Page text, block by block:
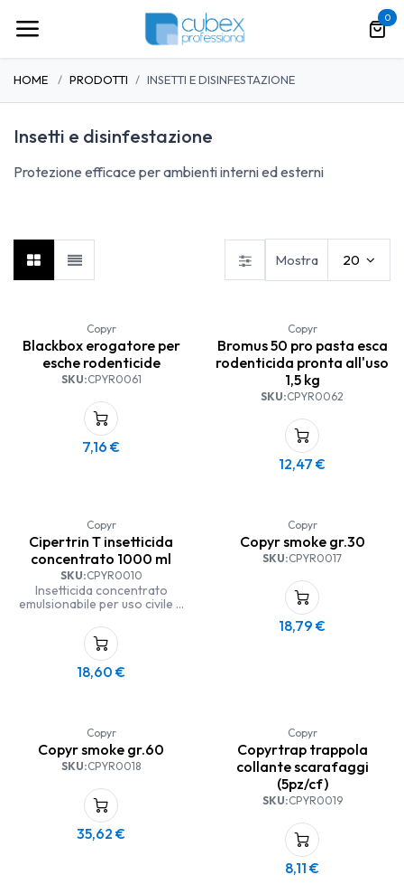
0
HOME PRODOTTI INSETTI E DISINFESTAZIONE
Insetti e disinfestazione
Protezione efficace per ambienti interni ed esterni
Mostra 20
Copyr
Blackbox erogatore per
esche rodenticide
SKU:CPYR0061
7,16 €
Copyr
Bromus 50 pro pasta esca
rodenticida pronta all'uso
1,5 kg
SKU:CPYR0062
12,47 €
Copyr
Cipertrin T insetticida
concentrato 1000 ml
SKU:CPYR0010
Insetticida concentrato
emulsionabile per uso civile e
Il CIPERTRIN T è un insetticida
ad azione abbattente,
snidante e residuale per il
controllo di una vasta gamma
scarafaggi, formiche, ragni,
pesciolini d’argento, grilli, pulci,
ecc.). Per le sue proprietà il
CIPERTRIN T è indicato per la
alberghi, ospedali, magazzini,
mezzi di trasporto, industrie,
nonché ambienti ed
attrezzature rurali.
18,60 €
Copyr
Copyr smoke gr.30
SKU:CPYR0017
18,79 €
Copyr
Copyr smoke gr.60
SKU:CPYR0018
35,62 €
Copyr
Copyrtrap trappola
collante scarafaggi
(5pz/cf)
SKU:CPYR0019
8,11 €